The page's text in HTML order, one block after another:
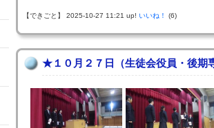
【できごと】 2025-10-27 11:21 up! いいね！ (6)
★１０月２７日（生徒会役員・後期